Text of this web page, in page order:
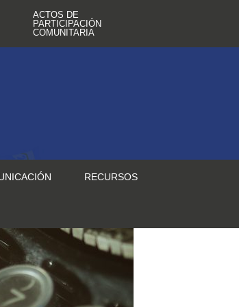
ACTOS DE
PARTICIPACIÓN
COMUNITARIA
RECURSOS